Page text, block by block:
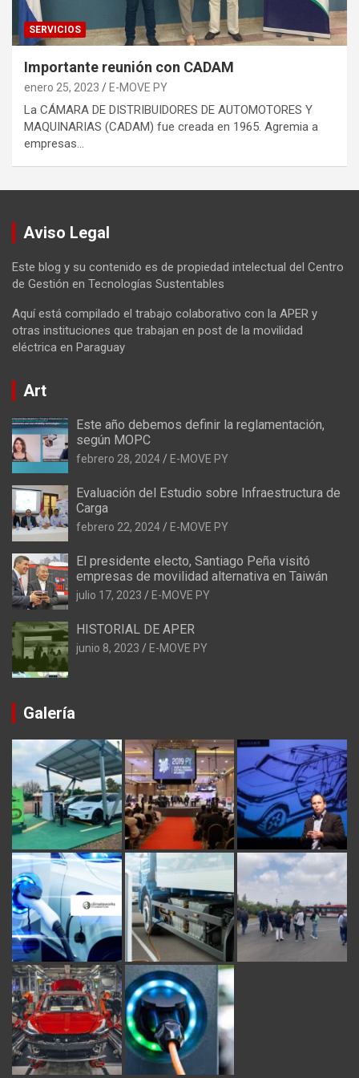
SERVICIOS
Importante reunión con CADAM
enero 25, 2023 E-MOVE PY
La CÁMARA DE DISTRIBUIDORES DE AUTOMOTORES Y
MAQUINARIAS (CADAM) fue creada en 1965. Agremia a
empresas…
Aviso Legal
Este blog y su contenido es de propiedad intelectual del Centro
de Gestión en Tecnologías Sustentables
Aquí está compilado el trabajo colaborativo con la APER y
otras instituciones que trabajan en post de la movilidad
eléctrica en Paraguay
Art
Este año debemos definir la reglamentación,
según MOPC
febrero 28, 2024 E-MOVE PY
Evaluación del Estudio sobre Infraestructura de
Carga
febrero 22, 2024 E-MOVE PY
El presidente electo, Santiago Peña visitó
empresas de movilidad alternativa en Taiwán
julio 17, 2023 E-MOVE PY
HISTORIAL DE APER
junio 8, 2023 E-MOVE PY
Galería